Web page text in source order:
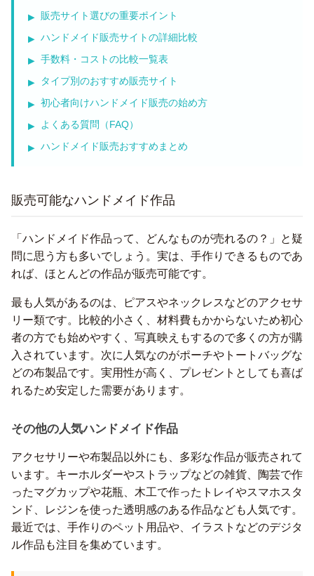
販売サイト選びの重要ポイント
ハンドメイド販売サイトの詳細比較
手数料・コストの比較一覧表
タイプ別のおすすめ販売サイト
初心者向けハンドメイド販売の始め方
よくある質問（FAQ）
ハンドメイド販売おすすめまとめ
販売可能なハンドメイド作品
「ハンドメイド作品って、どんなものが売れるの？」と疑
問に思う方も多いでしょう。実は、手作りできるものであ
れば、ほとんどの作品が販売可能です。
最も人気があるのは、ピアスやネックレスなどのアクセサ
リー類です。比較的小さく、材料費もかからないため初心
者の方でも始めやすく、写真映えもするので多くの方が購
入されています。次に人気なのがポーチやトートバッグな
どの布製品です。実用性が高く、プレゼントとしても喜ば
れるため安定した需要があります。
その他の人気ハンドメイド作品
アクセサリーや布製品以外にも、多彩な作品が販売されて
います。キーホルダーやストラップなどの雑貨、陶芸で作
ったマグカップや花瓶、木工で作ったトレイやスマホスタ
ンド、レジンを使った透明感のある作品なども人気です。
最近では、手作りのペット用品や、イラストなどのデジタ
ル作品も注目を集めています。